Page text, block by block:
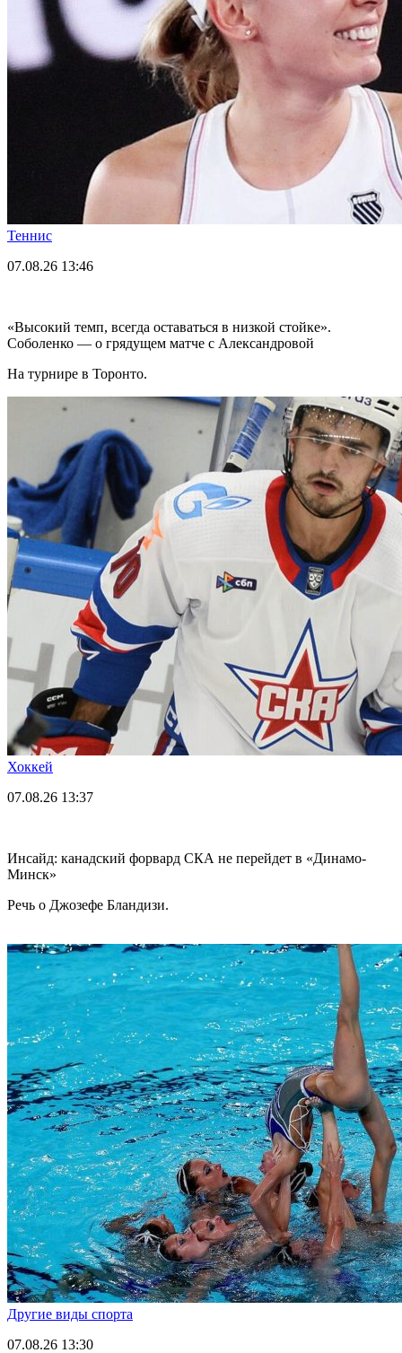
Теннис
07.08.26 13:46
«Высокий темп, всегда оставаться в низкой стойке».
Соболенко — о грядущем матче с Александровой
На турнире в Торонто.
Хоккей
07.08.26 13:37
Инсайд: канадский форвард СКА не перейдет в «Динамо-
Минск»
Речь о Джозефе Бландизи.
Другие виды спорта
07.08.26 13:30